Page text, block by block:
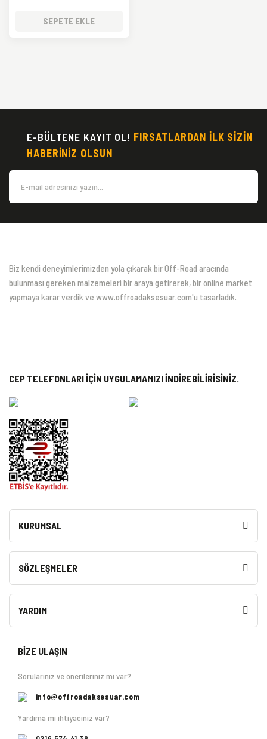
SEPETE EKLE
E-BÜLTENE KAYIT OL! FIRSATLARDAN İLK SİZİN
HABERİNİZ OLSUN
Biz kendi deneyimlerimizden yola çıkarak bir Off-Road aracında
bulunması gereken malzemeleri bir araya getirerek, bir online market
yapmaya karar verdik ve www.offroadaksesuar.com'u tasarladık.
CEP TELEFONLARI İÇİN UYGULAMAMIZI İNDİREBİLİRİSİNİZ.
KURUMSAL
SÖZLEŞMELER
YARDIM
BİZE ULAŞIN
Sorularınız ve önerileriniz mi var?
info@offroadaksesuar.com
Yardıma mı ihtiyacınız var?